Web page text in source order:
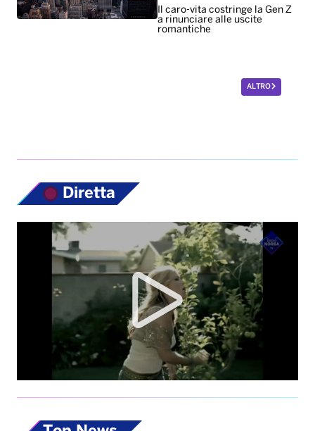
Il caro-vita costringe la Gen Z
a rinunciare alle uscite
romantiche
ALTRO
Diretta